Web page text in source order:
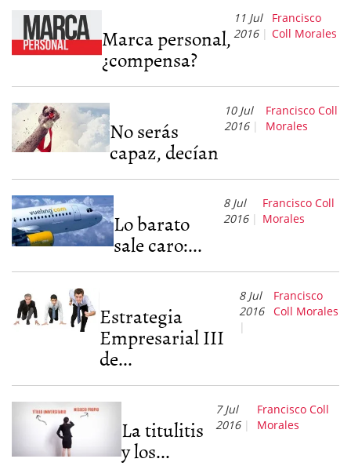
Marca personal,
¿compensa?
11 Jul
2016
Francisco
Coll Morales
No serás
capaz, decían
10 Jul
2016
Francisco Coll
Morales
Lo barato
sale caro:...
8 Jul
2016
Francisco Coll
Morales
Estrategia
Empresarial III
de...
8 Jul
2016
Francisco
Coll Morales
La titulitis
y los...
7 Jul
2016
Francisco Coll
Morales